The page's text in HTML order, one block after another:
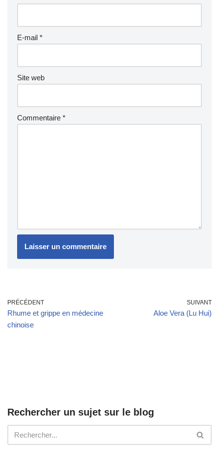
E-mail *
Site web
Commentaire *
PRÉCÉDENT
Rhume et grippe en médecine
chinoise
SUIVANT
Aloe Vera (Lu Hui)
Rechercher un sujet sur le blog